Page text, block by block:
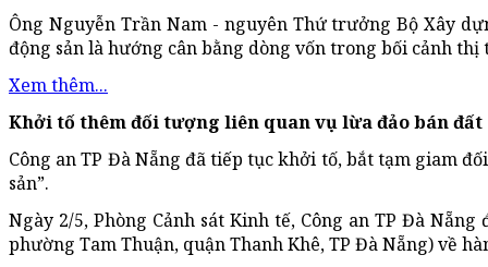
Ông Nguyễn Trần Nam - nguyên Thứ trưởng Bộ Xây
động sản là hướng cân bằng dòng vốn trong bối cảnh
Xem thêm...
Khởi tố thêm đối tượng liên quan vụ lừa đảo bán đất
Công an TP Đà Nẵng đã tiếp tục khởi tố, bắt tạm giam
sản”.
Ngày 2/5, Phòng Cảnh sát Kinh tế, Công an TP Đà
phường Tam Thuận, quận Thanh Khê, TP Đà Nẵng) về